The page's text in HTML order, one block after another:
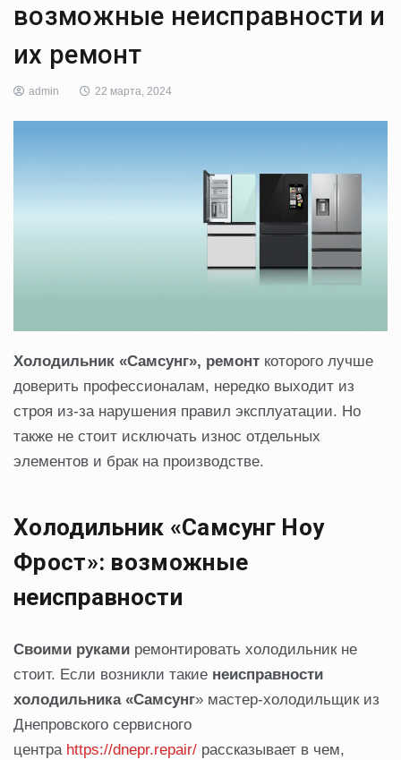
возможные неисправности и
их ремонт
admin 22 марта, 2024
Холодильник «Самсунг», ремонт которого лучше
доверить профессионалам, нередко выходит из
строя из-за нарушения правил эксплуатации. Но
также не стоит исключать износ отдельных
элементов и брак на производстве.
Холодильник «Самсунг Ноу
Фрост»: возможные
неисправности
Своими руками ремонтировать холодильник не
стоит. Если возникли такие неисправности
холодильника «Самсунг» мастер-холодильщик из
Днепровского сервисного
центра https://dnepr.repair/ рассказывает в чем,